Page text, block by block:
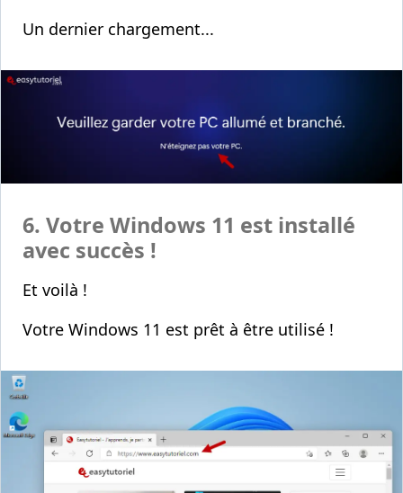
Un dernier chargement...
6. Votre Windows 11 est installé
avec succès !
Et voilà !
Votre Windows 11 est prêt à être utilisé !